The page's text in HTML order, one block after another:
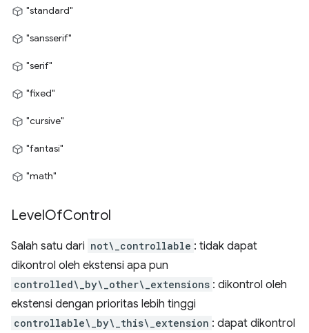
"standard"
"sansserif"
"serif"
"fixed"
"cursive"
"fantasi"
"math"
LevelOfControl
Salah satu dari not\_controllable : tidak dapat
dikontrol oleh ekstensi apa pun
controlled\_by\_other\_extensions : dikontrol oleh
ekstensi dengan prioritas lebih tinggi
controllable\_by\_this\_extension : dapat dikontrol